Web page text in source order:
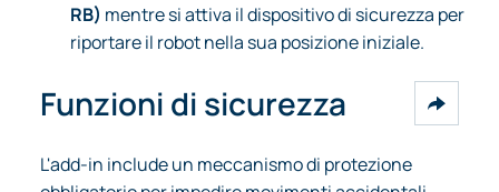
RB) mentre si attiva il dispositivo di sicurezza per
riportare il robot nella sua posizione iniziale.
Funzioni di sicurezza
L'add-in include un meccanismo di protezione